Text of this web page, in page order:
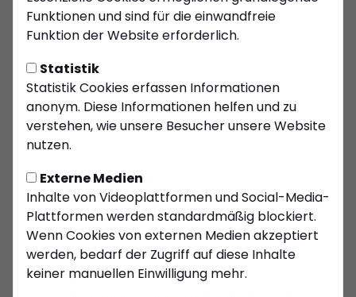
Funktionen und sind für die einwandfreie
Funktion der Website erforderlich.
Statistik
Statistik Cookies erfassen Informationen
anonym. Diese Informationen helfen und zu
verstehen, wie unsere Besucher unsere Website
nutzen.
Externe Medien
Inhalte von Videoplattformen und Social-Media-
Plattformen werden standardmäßig blockiert.
Wenn Cookies von externen Medien akzeptiert
werden, bedarf der Zugriff auf diese Inhalte
keiner manuellen Einwilligung mehr.
Die Frauenmannschaft des Kiersper SC ist
erfolgreich in ihre Aufbauphase gestartet – und
das mit großer Begeisterung auf und neben dem
Platz. Woche für Woche zeigt sich, wie viel
Potenzial und Teamgeist in den jungen
Spielerinnen steckt. Nun sucht die Mannschaft
weitere fußballbegeisterte Frauen, die Teil
Gesucht werden Spielerinnen, die Lust haben, in
einem motivierten Team zu trainieren,
gemeinsam Fortschritte zu machen und erste
Spielerfahrungen zu sammeln. Ob Anfängerin
oder mit Vorerfahrung – beim KSC ist jede
willkommen, die Spaß am Fußball hat.